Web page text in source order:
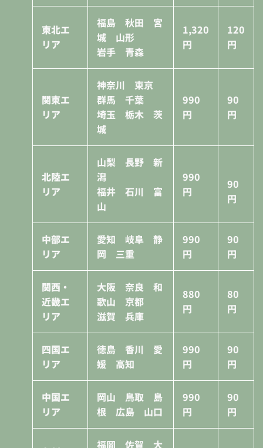
東北エ
リア
福島 秋田 宮
城 山形
岩手 青森
1,320
円
120
円
関東エ
リア
神奈川 東京
群馬 千葉
埼玉 栃木 茨
城
990
円
90
円
北陸エ
リア
山梨 長野 新
潟
福井 石川 富
山
990
円
90
円
中部エ
リア
愛知 岐阜 静
岡 三重
990
円
90
円
関西・
近畿エ
リア
大阪 奈良 和
歌山 京都
滋賀 兵庫
880
円
80
円
四国エ
リア
徳島 香川 愛
媛 高知
990
円
90
円
中国エ
リア
岡山 鳥取 島
根 広島 山口
990
円
90
円
福岡 佐賀 大